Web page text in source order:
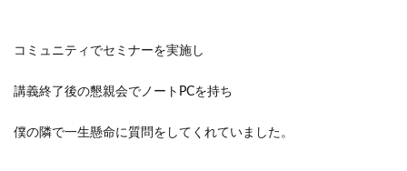
コミュニティでセミナーを実施し
講義終了後の懇親会でノートPCを持ち
僕の隣で一生懸命に質問をしてくれていました。